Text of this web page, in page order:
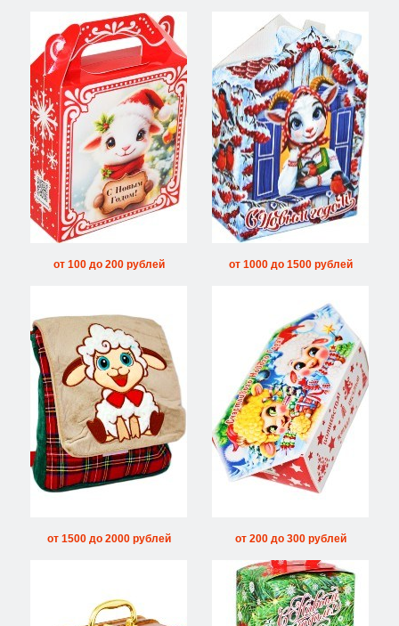
от 100 до 200 рублей от 1000 до 1500 рублей
от 1500 до 2000 рублей от 200 до 300 рублей